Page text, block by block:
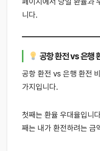
페이지에서 당일 환율과
니다.
공항 환전 vs 은행
공항 환전 vs 은행 환전
가지입니다.
첫째는 환율 우대율입니
째는 내가 환전하려는 금